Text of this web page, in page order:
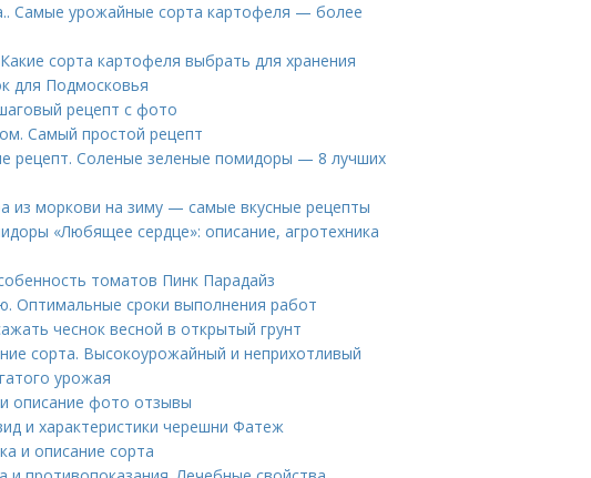
Самые урожайные сорта картофеля — более
сорта картофеля выбрать для хранения
для Подмосковья
рецепт с фото
Самый простой рецепт
рецепт. Соленые зеленые помидоры — 8 лучших
из моркови на зиму — самые вкусные рецепты
«Любящее сердце»: описание, агротехника
томатов Пинк Парадайз
Оптимальные сроки выполнения работ
чеснок весной в открытый грунт
сорта. Высокоурожайный и неприхотливый
урожая
описание фото отзывы
и характеристики черешни Фатеж
и описание сорта